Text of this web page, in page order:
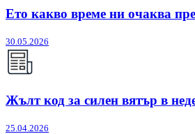
Ето какво време ни очаква
30.05.2026
Жълт код за силен вятър в
25.04.2026